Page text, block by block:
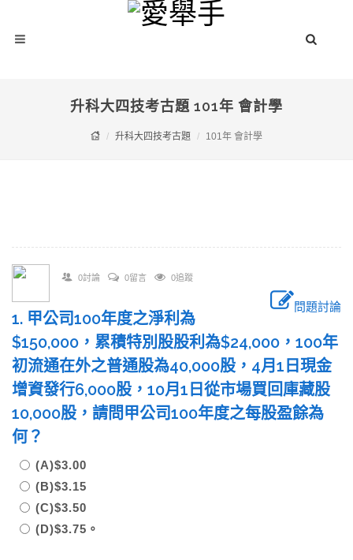
升科大四技考古題 101年 會計學
升科大四技考古題 101年 會計學
0討論 0留言 0追蹤
問題討論
1. 甲公司100年度之淨利為
$150,000，累積特別股股利為$24,000，100年
初流通在外之普通股為40,000股，4月1日現金
增資發行6,000股，10月1日從市場買回庫藏股
10,000股，請問甲公司100年度之每股盈餘為
何？
(A)$3.00
(B)$3.15
(C)$3.50
(D)$3.75。